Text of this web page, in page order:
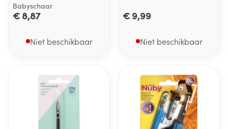
Babyschaar
€ 8,87
Niet beschikbaar
€ 9,99
Niet beschikbaar